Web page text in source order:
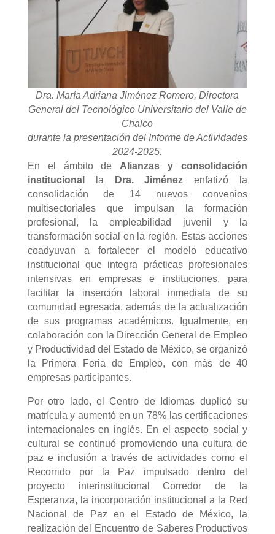
Dra. María Adriana Jiménez Romero, Directora
General del Tecnológico Universitario del Valle de
Chalco
durante la presentación del Informe de Actividades
2024-2025.
En el ámbito de Alianzas y consolidación
institucional
la Dra. Jiménez enfatizó la
consolidación de 14 nuevos convenios
multisectoriales que impulsan la formación
profesional, la empleabilidad juvenil y la
transformación social en la región. Estas acciones
coadyuvan a fortalecer el modelo educativo
institucional que integra prácticas profesionales
intensivas en empresas e instituciones, para
facilitar la inserción laboral inmediata de su
comunidad egresada, además de la actualización
de sus programas académicos. Igualmente, en
colaboración con la Dirección General de Empleo
y Productividad del Estado de México, se organizó
la Primera Feria de Empleo, con más de 40
empresas participantes.
Por otro lado, el Centro de Idiomas duplicó su
matrícula y aumentó en un 78% las certificaciones
internacionales en inglés. En el aspecto social y
cultural se continuó promoviendo una cultura de
paz e inclusión a través de actividades como el
Recorrido por la Paz impulsado dentro del
proyecto interinstitucional Corredor de la
Esperanza, la incorporación institucional a la Red
Nacional de Paz en el Estado de México, la
realización del Encuentro de Saberes Productivos